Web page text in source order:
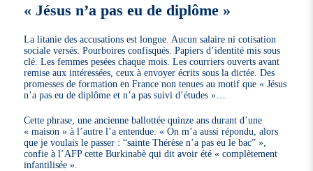
« Jésus n’a pas eu de diplôme »
La litanie des accusations est longue. Aucun salaire ni cotisation
sociale versés. Pourboires confisqués. Papiers d’identité mis sous
clé. Les femmes pesées chaque mois. Les courriers ouverts avant
remise aux intéressées, ceux à envoyer écrits sous la dictée. Des
promesses de formation en France non tenues au motif que « Jésus
n’a pas eu de diplôme et n’a pas suivi d’études »…
Cette phrase, une ancienne ballottée quinze ans durant d’une
« maison » à l’autre l’a entendue. « On m’a aussi répondu, alors
que je voulais le passer : “sainte Thérèse n’a pas eu le bac” »,
confie à l’AFP cette Burkinabè qui dit avoir été « complètement
infantilisée ».